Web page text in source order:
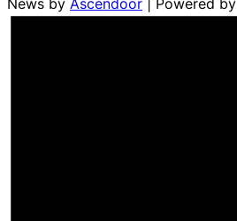
News by Ascendoor | Powered by